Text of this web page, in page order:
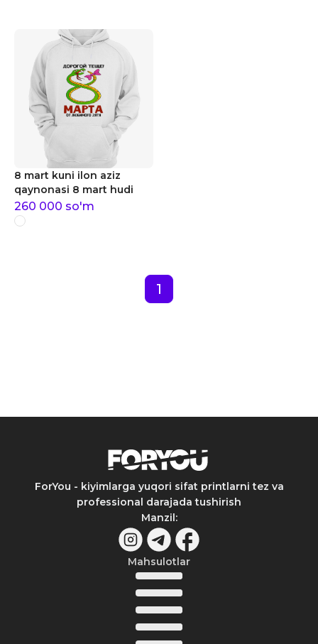
8 mart kuni ilon aziz
qaynonasi 8 mart hudi
260 000 so'm
1
ForYou - kiyimlarga yuqori sifat printlarni tez va
professional darajada tushirish
Manzil:
Mahsulotlar